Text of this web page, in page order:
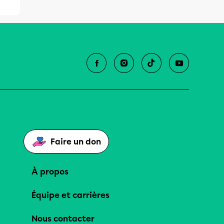
Faire un don
À propos
Équipe et carrières
Nous contacter